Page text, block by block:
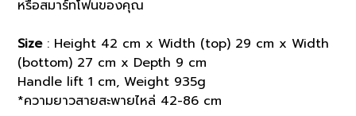
หรือสมาร์ทโฟนของคุณ
Size : Height 42 cm x Width (top) 29 cm x Width
(bottom) 27 cm x Depth 9 cm
Handle lift 1 cm, Weight 935g
*ความยาวสายสะพายไหล่ 42-86 cm